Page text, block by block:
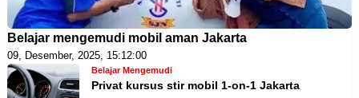
Belajar mengemudi mobil aman Jakarta
09, Desember, 2025, 15:12:00
Belajar Mengemudi
Privat kursus stir mobil 1-on-1 Jakarta